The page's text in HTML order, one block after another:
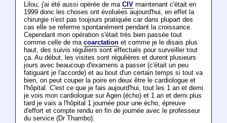
Lilou, j'ai été aussi opérée de ma CIVmaintenant c'était en
1999 donc les choses ont évoluées aujourd'hui, en effet la
chirurgie n'est pas toujours pratiquée car dans plupart des
cas elle se referme spontanément pendant la croissance.
Cependant mon opération s'était très bien passée tout
comme celle de ma coarctationet comme je le disais plus
haut, des suivis réguliers sont effectués pour surveiller tout
ça. Au début, les visites sont régulières et durent plusieurs
jours avec beaucoup d'examens a passer (c'était un peu
fatiguant je l'accorde) et au bout d'un certain temps si tout va
bien, on peut couper la poire en deux être le cardiologue et
l'hôpital. C'est ce que je fais aujourd'hui, tout les 1 an et demi
je vois mon cardiologue sur Agen (écho) et 1 an et demi plus
tard je vais a l'hôpital 1 journée pour une écho, épreuve
d'effort et compte rendu en fin de journée avec le professeur
du service (Dr Thambo).